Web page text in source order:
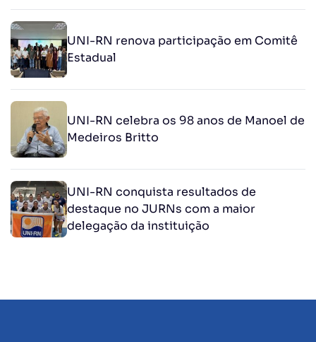
UNI-RN renova participação em Comitê
Estadual
UNI-RN celebra os 98 anos de Manoel de
Medeiros Britto
UNI-RN conquista resultados de
destaque no JURNs com a maior
delegação da instituição